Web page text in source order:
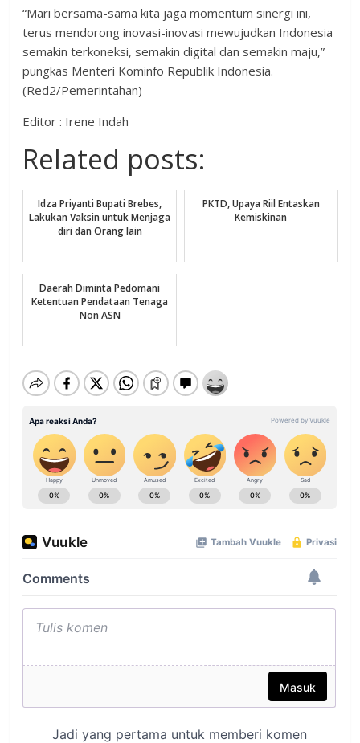
“Mari bersama-sama kita jaga momentum sinergi ini,
terus mendorong inovasi-inovasi mewujudkan Indonesia
semakin terkoneksi, semakin digital dan semakin maju,”
pungkas Menteri Kominfo Republik Indonesia.
(Red2/Pemerintahan)
Editor : Irene Indah
Related posts:
Idza Priyanti Bupati Brebes,
Lakukan Vaksin untuk Menjaga
diri dan Orang lain
PKTD, Upaya Riil Entaskan
Kemiskinan
Daerah Diminta Pedomani
Ketentuan Pendataan Tenaga
Non ASN